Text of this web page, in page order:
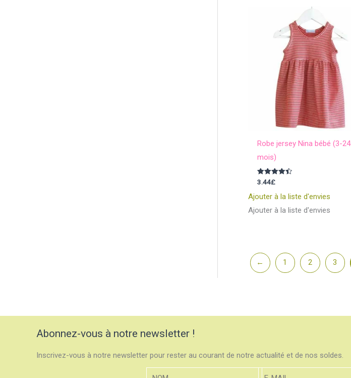
Robe jersey Nina bébé (3-24
mois)
Note
4.50
sur 5
3.44£
Ajouter à la liste d'envies
Ajouter à la liste d'envies
← 1 2 3
Abonnez-vous à notre newsletter !
Inscrivez-vous à notre newsletter pour rester au courant de notre actualité et de nos soldes.